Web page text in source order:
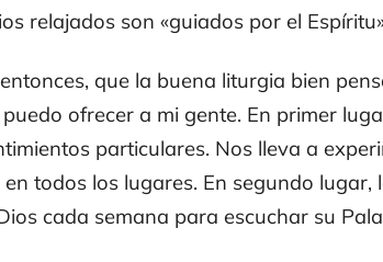
relajados son «guiados por el
que la buena liturgia bien
ofrecer a mi gente. En primer
particulares. Nos lleva a
todos los lugares. En segundo
cada semana para escuchar su